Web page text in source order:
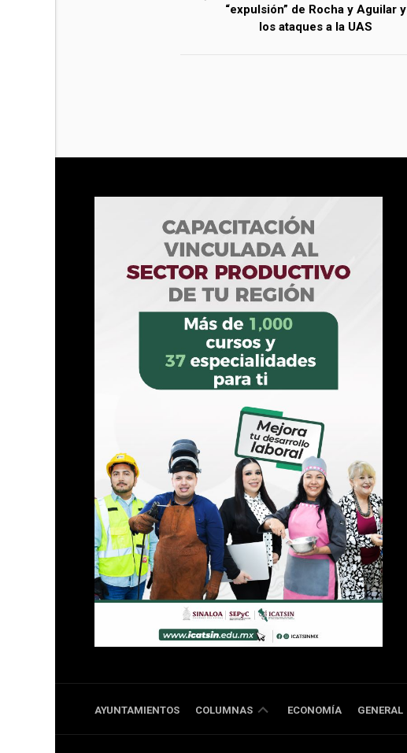
“expulsión” de Rocha y Aguilar y
los ataques a la UAS
AYUNTAMIENTOS COLUMNAS
RR
ECONOMÍA GENERAL